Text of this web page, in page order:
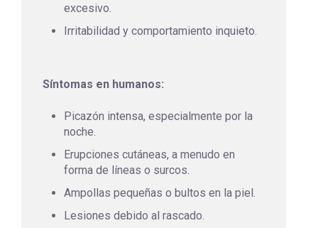
excesivo.
Irritabilidad y comportamiento inquieto.
Síntomas en humanos:
Picazón intensa, especialmente por la
noche.
Erupciones cutáneas, a menudo en
forma de líneas o surcos.
Ampollas pequeñas o bultos en la piel.
Lesiones debido al rascado.